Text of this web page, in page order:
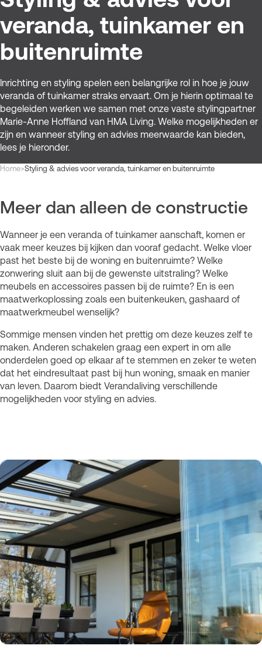
veranda, tuinkamer en
buitenruimte
Inrichting en styling spelen een belangrijke rol in hoe je jouw
veranda of tuinkamer straks ervaart. Om je hierin optimaal te
begeleiden werken we samen met onze vaste stylingpartner
Marie-Anne Hoffland van HMA Living. Welke mogelijkheden er
zijn en wanneer styling en advies meerwaarde kan bieden,
lees je hieronder.
Kruimelpad
Home>Styling & advies voor veranda, tuinkamer en buitenruimte
Meer dan alleen de constructie
Wanneer je een veranda of tuinkamer aanschaft, komen er
vaak meer keuzes bij kijken dan vooraf gedacht. Welke vloer
past het beste bij de woning en buitenruimte? Welke
zonwering sluit aan bij de gewenste uitstraling? Welke
meubels en accessoires passen bij de ruimte? En is een
maatwerkoplossing zoals een buitenkeuken, gashaard of
maatwerkmeubel wenselijk?
Sommige mensen vinden het prettig om deze keuzes zelf te
maken. Anderen schakelen graag een expert in om alle
onderdelen goed op elkaar af te stemmen en zeker te weten
dat het eindresultaat past bij hun woning, smaak en manier
van leven. Daarom biedt Verandaliving verschillende
mogelijkheden voor styling en advies.